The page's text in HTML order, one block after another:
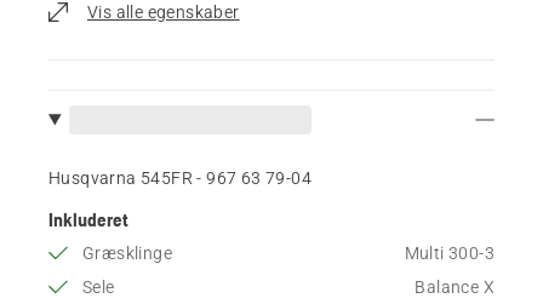
Vis alle egenskaber
Husqvarna 545FR - 967 63 79‑04
Inkluderet
Græsklinge
Multi 300-3
Sele
Balance X